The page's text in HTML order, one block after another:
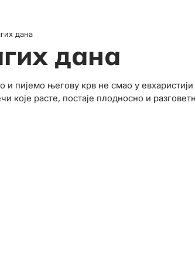
дана
дана
пијемо његову крв не смао у
расте, постаје плодносно и